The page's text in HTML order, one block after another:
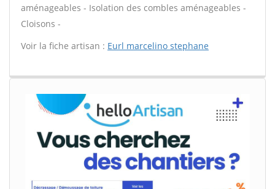
aménageables - Isolation des combles aménageables -
Cloisons -
Voir la fiche artisan : Eurl marcelino stephane